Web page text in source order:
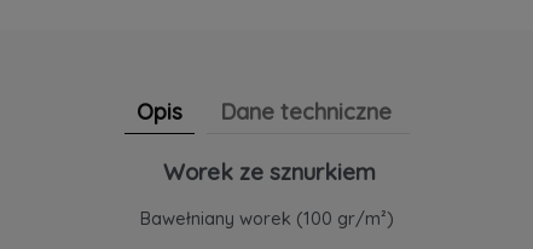
Opis Dane techniczne
Worek ze sznurkiem
Bawełniany worek (100 gr/m²)